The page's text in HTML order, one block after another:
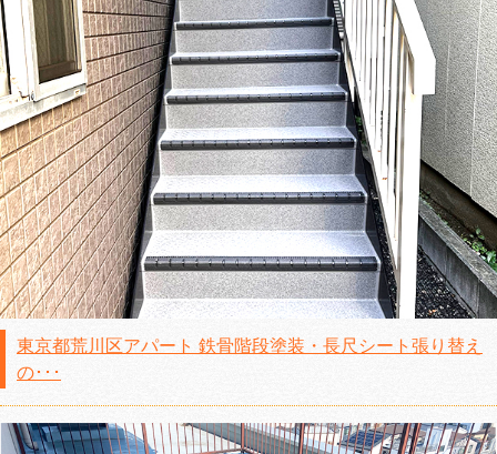
東京都荒川区アパート 鉄骨階段塗装・長尺シート張り替え
の･･･